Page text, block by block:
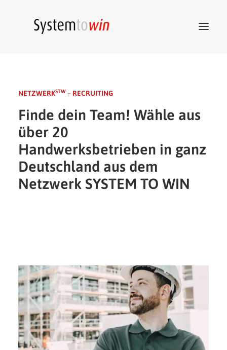
NetzwerkSTW
Beratung STW
AkademieSTW
MarketingSTW
ToolsSTW
Kontakt
perfectionGmbH – Netzwerk, Beratung und
Training für das Handwerk Bad & Heizung
07191 9922080
info@systemtowin.de
NETZWERKSTW – RECRUITING
Finde dein Team! Wähle aus
über 20
Handwerksbetrieben in ganz
Deutschland aus dem
Netzwerk SYSTEM TO WIN